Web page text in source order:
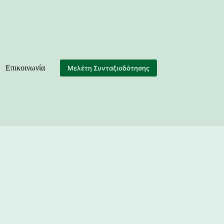
Επικοινωνία Μελέτη Συνταξιοδότησης